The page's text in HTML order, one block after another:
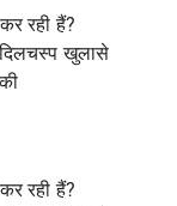
रही हैं?
खुलासे
रही हैं?